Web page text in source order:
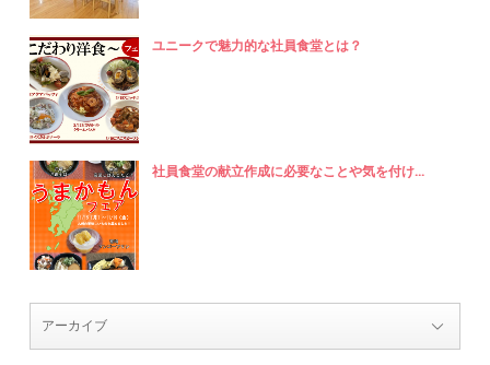
ユニークで魅力的な社員食堂とは？
社員食堂の献立作成に必要なことや気を付け...